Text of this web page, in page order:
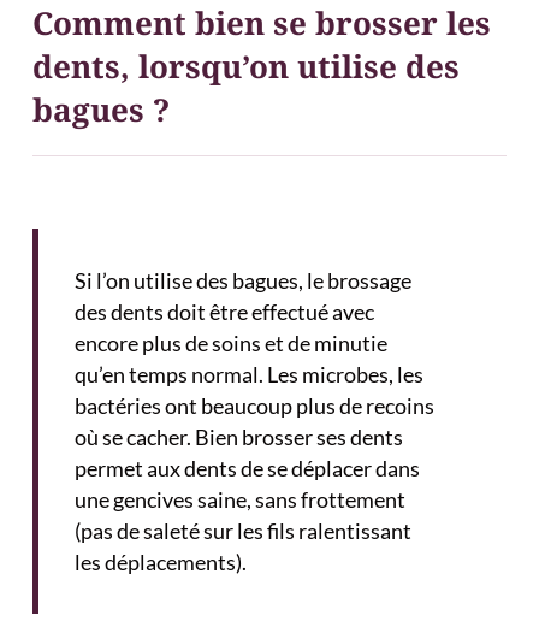
Comment bien se brosser les
dents, lorsqu’on utilise des
bagues ?
Si l’on utilise des bagues, le bros­sage
des dents doit être effec­tué avec
encore plus de soins et de minu­tie
qu’en temps nor­mal. Les microbes, les
bactéries ont beaucoup plus de recoins
où se cacher. Bien brosser ses dents
permet aux dents de se déplacer dans
une gencives saine, sans frottement
(pas de saleté sur les fils ralentissant
les déplacements).